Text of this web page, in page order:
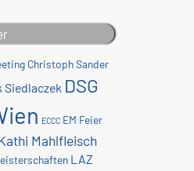
Christoph Sander
Siedlaczek DSG
ECCC EM Feier
Mahlfleisch
LAZ